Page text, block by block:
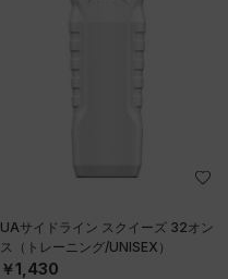
UAサイドライン スクイーズ 32オン
ス（トレーニング/UNISEX）
￥1,430